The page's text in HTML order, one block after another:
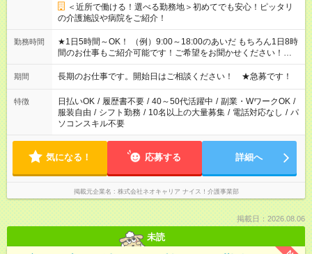
＜近所で働ける！選べる勤務地＞初めてでも安心！ピッタリ
の介護施設や病院をご紹介！
勤務時間
★1日5時間～OK！ （例）9:00～18:00のあいだ もちろん1日8時
間のお仕事もご紹介可能です！ご希望をお聞かせください！★家
庭の都合でお休みが必要な場合も遠慮なくご相談ください。 ※
週最低15時間以上の勤務が必要です
期間 長期のお仕事です。開始日はご相談ください！ ★急募です！
特徴 日払いOK / 履歴書不要 / 40～50代活躍中 / 副業・WワークOK /
服装自由 / シフト勤務 / 10名以上の大量募集 / 電話対応なし / パ
ソコンスキル不要
気になる！ 応募する 詳細へ
掲載元企業名 株式会社ネオキャリア ナイス！介護事業部
掲載日：2026.08.06
未読